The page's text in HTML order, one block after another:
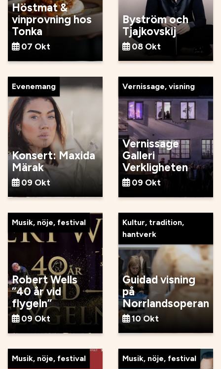
Höstmat &
vinprovning hos
Tonka
07 Okt
Byström och
Tjajkovskij
08 Okt
Evenemang
Konsert: Maxida
Märak
09 Okt
Vernissage, visning
Vernissage
Galleri
Verkligheten
09 Okt
Musik, nöje, festival
Robert Wells
”40 år vid
flygeln”
09 Okt
Kultur, tradition,
hantverk
Guidad visning
på
Norrlandsoperan
10 Okt
Musik, nöje, festival Musik, nöje, festival